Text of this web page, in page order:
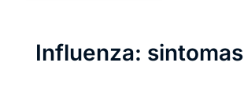
Influenza: sintomas